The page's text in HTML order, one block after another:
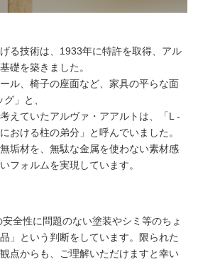
る技術は、1933年に特許を取得、アル
礎を築きました。
ル、椅子の座面など、家具の平らな面
」と、
えていたアルヴァ・アアルトは、「L -
おける柱の弟分」と呼んでいました。
垢材を、無駄な金属を使わない素材感
フォルムを実現しています。
全性に問題のない塗装やシミ等のちょ
」という判断をしています。限られた
点からも、ご理解いただけますと幸い